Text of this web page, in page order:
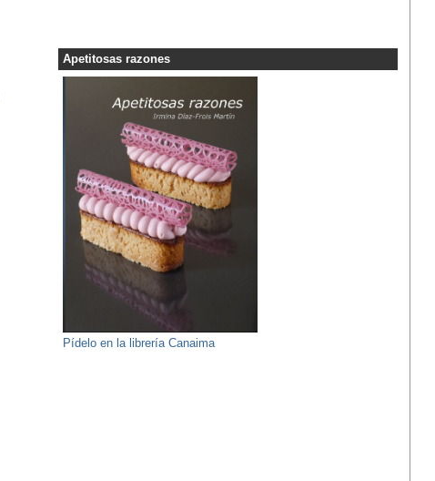
Apetitosas razones
Pídelo en la librería Canaima